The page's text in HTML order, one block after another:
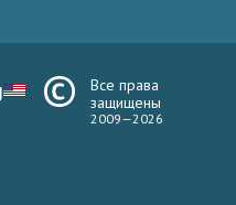
Все права
защищены
2009—2026